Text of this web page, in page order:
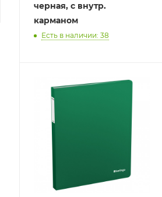
черная, с внутр.
карманом
Есть в наличии: 38